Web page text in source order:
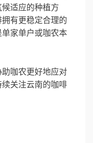
候适应的种植方
有更稳定合理的
家单户或咖农本
咖农更好地应对
关注云南的咖啡